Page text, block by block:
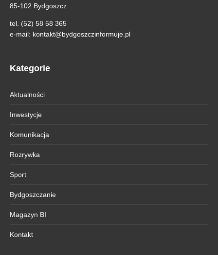
85-102 Bydgoszcz
tel. (52) 58 58 365
e-mail: kontakt@bydgoszczinformuje.pl
Kategorie
Aktualności
Inwestycje
Komunikacja
Rozrywka
Sport
Bydgoszczanie
Magazyn BI
Kontakt